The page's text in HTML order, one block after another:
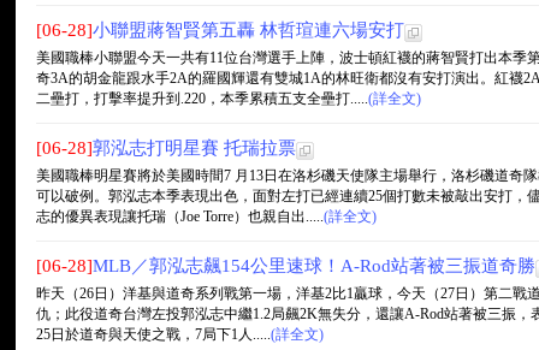
[06-28]小聯盟蔣智賢第五轟 林哲瑄連六場安打
美國職棒小聯盟今天一共有11位台灣選手上陣，波士頓紅襪的蔣智賢打出本季
奇3A的胡金龍跟水手2A的羅國輝還有雙城1A的林旺衛都沒有安打演出。紅襪
二壘打，打擊率提升到.220，本季累積五支全壘打.....(詳全文)
[06-28]郭泓志打明星賽 托瑞拉票
美國職棒明星賽將於美國時間7 月13日在洛杉磯天使隊主場舉行，洛杉磯道奇
可以破例。郭泓志本季表現出色，面對左打已經連續25個打數未被敲出安打，
志的優異表現讓托瑞（Joe Torre）也親自出.....(詳全文)
[06-28]MLB／郭泓志飆154公里速球！A-Rod站著被三振道奇勝
昨天（26日）洋基與道奇系列戰第一場，洋基2比1贏球，今天（27日）第二戰
仇；此役道奇台灣左投郭泓志中繼1.2局飆2K無失分，還讓A-Rod站著被三振
25日於道奇與天使之戰，7局下1人.....(詳全文)